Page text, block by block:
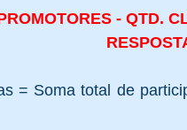
- QTD.
= Soma total de